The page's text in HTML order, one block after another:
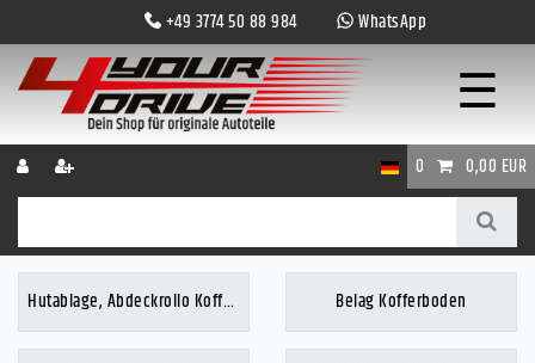
+49 3774 50 88 984 WhatsApp
☰
0 0,00 EUR
Hutablage, Abdeckrollo Kofferraum Belag Kofferboden